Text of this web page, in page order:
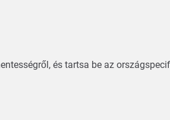
és tartsa be az